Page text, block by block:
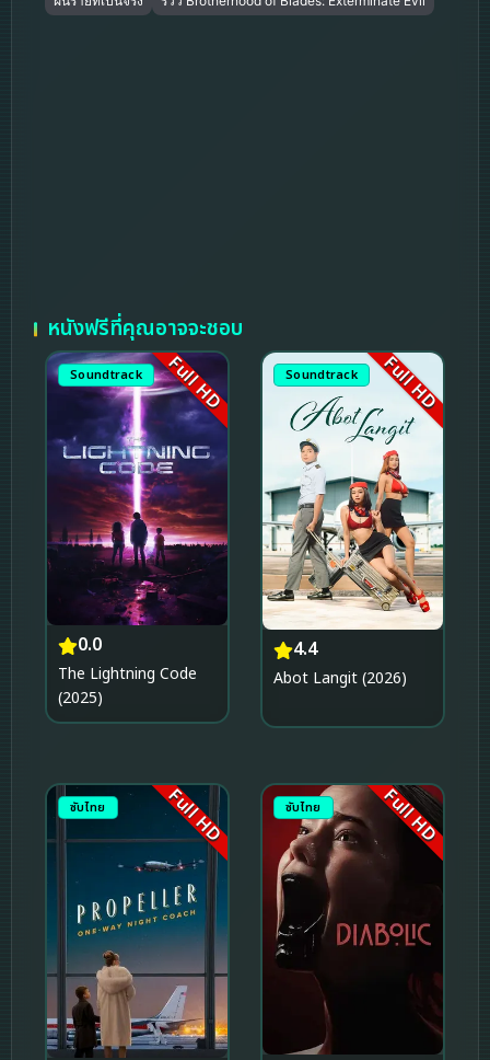
หนังฟรีที่คุณอาจจะชอบ
Soundtrack Full HD
0.0
The Lightning Code
(2025)
Soundtrack Full HD
4.4
Abot Langit (2026)
ซับไทย Full HD ซับไทย Full HD